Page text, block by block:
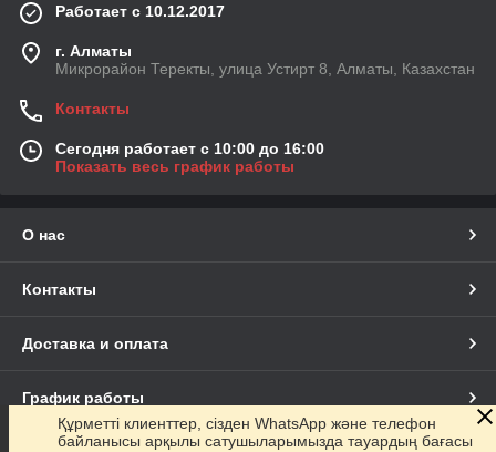
Работает с 10.12.2017
г. Алматы
Микрорайон Теректы, улица Устирт 8, Алматы, Казахстан
Контакты
Сегодня работает с 10:00 до 16:00
Показать весь график работы
О нас
Контакты
Доставка и оплата
График работы
Құрметті клиенттер, сізден WhatsApp және телефон
байланысы арқылы сатушыларымызда тауардың бағасы